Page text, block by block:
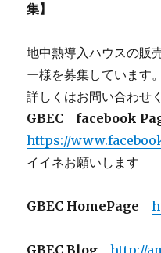
集】
地中熱導入ハウスの販
ー様を募集しています。
詳しくはお問い合わせ
GBEC facebook
https://
イイネお願いします
GBEC HomePage